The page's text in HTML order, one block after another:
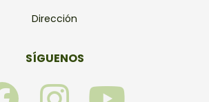
Dirección
SÍGUENOS